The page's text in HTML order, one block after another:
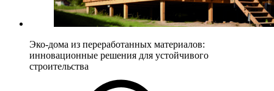
Эко-дома из переработанных материалов:
инновационные решения для устойчивого
строительства